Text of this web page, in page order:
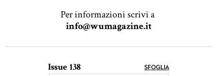
Per informazioni scrivi a
info@wumagazine.it
Issue 138 SFOGLIA